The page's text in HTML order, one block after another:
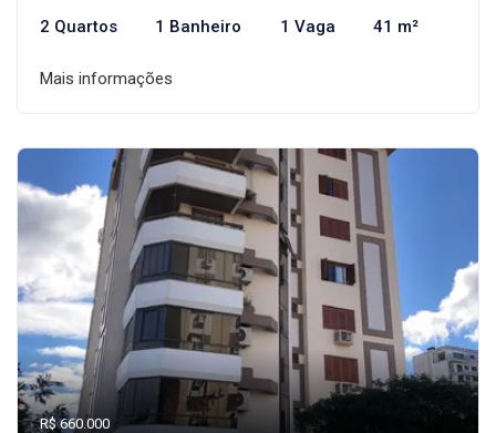
2 Quartos 1 Banheiro 1 Vaga 41 m²
Mais informações
R$ 660.000